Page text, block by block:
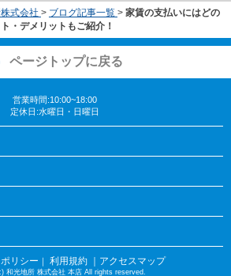
式会社 > ブログ記事一覧 > 家賃の支払いにはどの
・デメリットもご紹介！
ページトップに戻る
営業時間:10:00~18:00
定休日:水曜日・日曜日
リシー 利用規約 ｜アクセスマップ
和光地所 株式会社 本店 All rights reserved.